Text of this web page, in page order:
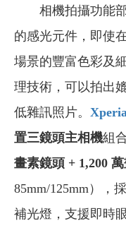
相機拍攝功能部
的感光元件，即使
場景的豐富色彩及
理技術，可以拍出
低雜訊照片。
置三鏡頭主相機組
畫素鏡頭 + 1,200
85mm/125mm），
補光燈，支援即時